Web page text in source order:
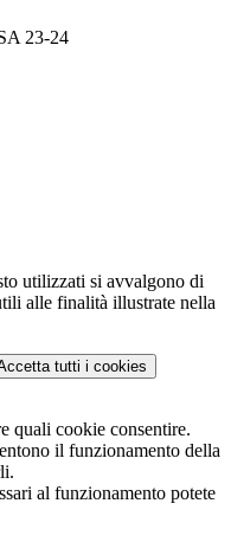
23-24
utilizzati si avvalgono di
alle finalità illustrate nella
tutti i cookies
quali cookie consentire.
il funzionamento della
al funzionamento potete